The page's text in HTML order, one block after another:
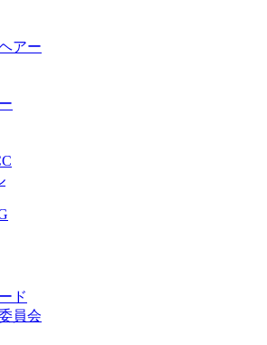
アー
ド
員会